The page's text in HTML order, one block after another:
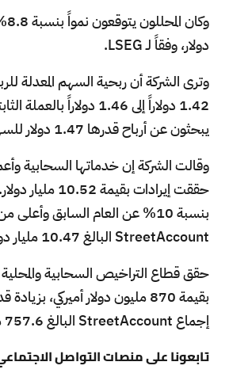
دولار، وفقاً لـ LSEG.
وترى الشركة أن ربحية السهم المعدلة للربع
1.42 دولاراً إلى 1.46 دولاراً
يبحثون عن أرباح قدرها 1.47 دولار للسهم الواحد.
وقالت الشركة إن خدماتها السحابية
حققت إيرادات
بنسبة 10% عن العام السابق
StreetAccount البالغ 10.47 مليار دولار.
إجماع StreetAccount البالغ 757.6 مليار دولار.
تابعونا على منصات التواصل